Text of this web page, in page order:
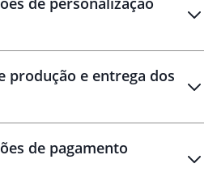
produção e entrega dos
de pagamento